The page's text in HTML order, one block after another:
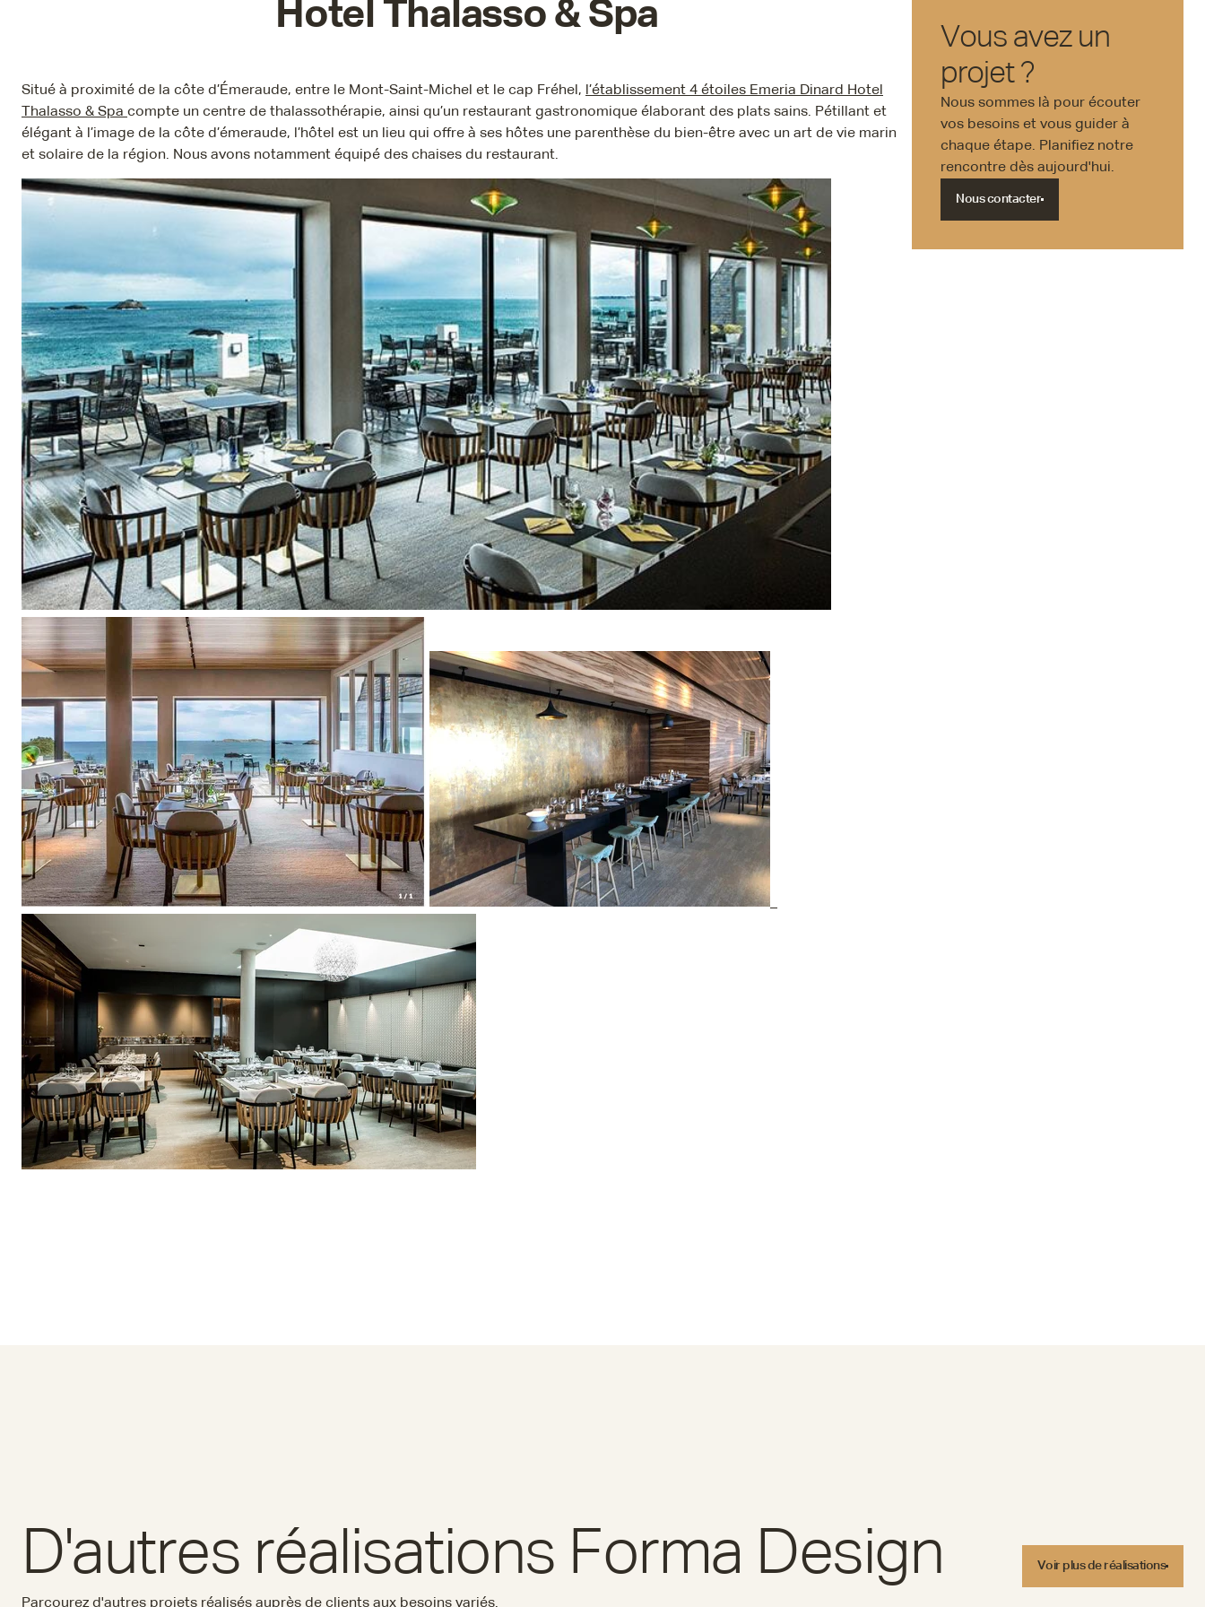
Hotel Thalasso & Spa
Situé à proximité de la côte d’Émeraude, entre le Mont-Saint-Michel et le cap Fréhel, l’établissement 4 étoiles Emeria Dinard Hotel
Thalasso & Spa compte un centre de thalassothérapie, ainsi qu’un restaurant gastronomique élaborant des plats sains. Pétillant et
élégant à l’image de la côte d’émeraude, l’hôtel est un lieu qui offre à ses hôtes une parenthèse du bien-être avec un art de vie marin
et solaire de la région. Nous avons notamment équipé des chaises du restaurant.
Vous avez un
projet ?
Nous sommes là pour écouter
vos besoins et vous guider à
chaque étape. Planifiez notre
rencontre dès aujourd'hui.
Nous contacter
D'autres réalisations Forma Design
Parcourez d'autres projets réalisés auprès de clients aux besoins variés.
Voir plus de réalisations